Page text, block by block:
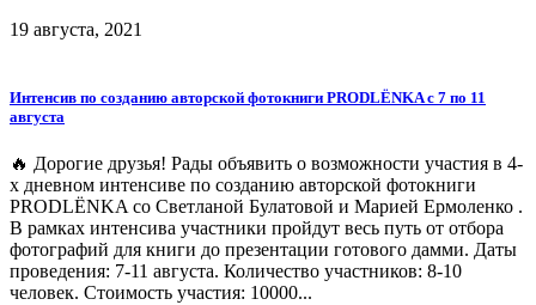
19 августа, 2021
Интенсив по созданию авторской фотокниги PRODLЁNKA с 7 по 11
августа
🔥 Дорогие друзья! Рады объявить о возможности участия в 4-
х дневном интенсиве по созданию авторской фотокниги
PRODLЁNKA со Светланой Булатовой и Марией Ермоленко .
В рамках интенсива участники пройдут весь путь от отбора
фотографий для книги до презентации готового дамми. Даты
проведения: 7-11 августа. Количество участников: 8-10
человек. Стоимость участия: 10000...